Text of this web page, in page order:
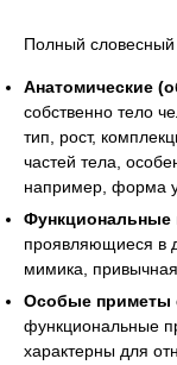
Полный
Анатомические
собственно тело
тип, рост,
частей тела,
например, форма
Функциональные
проявляющиеся в
мимика,
Особые приметы
функциональные
характерны для